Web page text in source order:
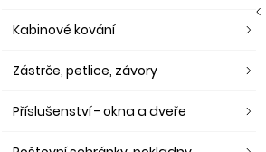
Kabinové kování
Zástrče, petlice, závory
Příslušenství - okna a dveře